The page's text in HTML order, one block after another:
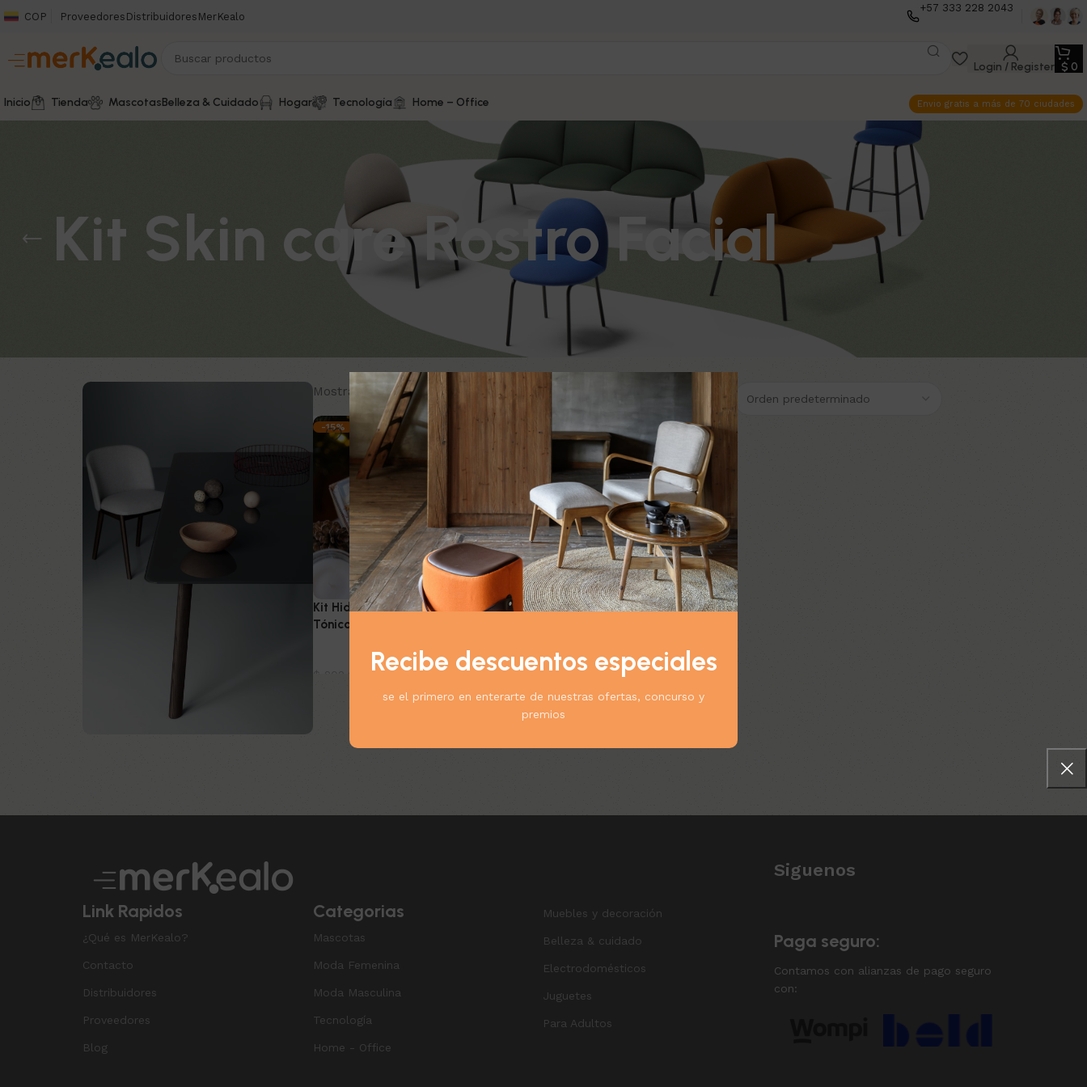
Recibe descuentos especiales
se el primero en enterarte de nuestras ofertas, concurso y
premios
COP Proveedores Distribuidores MerKealo
+57 333 228 2043
Login / Register $ 0
Inicio Tienda MascotasBelleza & Cuidado Hogar Tecnología Home – Office Envio gratis a más de 70 ciudades
Kit Skin care Rostro Facial
Mostrando el único resultado
-15%
Kit Hidratación Total:
Tónico y Sérum Reparador
Belleza & Cuidado
$170.900
Añadir al carrito
Link Rapidos
¿Qué es MerKealo?
Contacto
Distribuidores
Proveedores
Blog
Categorias
Mascotas
Moda Femenina
Moda Masculina
Tecnología
Home - Office
Muebles y decoración
Belleza & cuidado
Electrodomésticos
Juguetes
Para Adultos
Siguenos
Paga seguro:
Contamos con alianzas de pago seguro
con: